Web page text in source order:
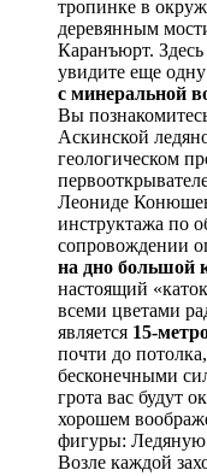
тропинке в
деревянным
Каранъюрт.
увидите еще
с минеральной
Вы
Аскинской
геологическом
Леониде
инструктажа по
сопровождении
на дно большой
настоящий
всеми цветами
является 15-
почти до
бесконечными
грота вас будут
хорошем
фигуры:
Возле каждой